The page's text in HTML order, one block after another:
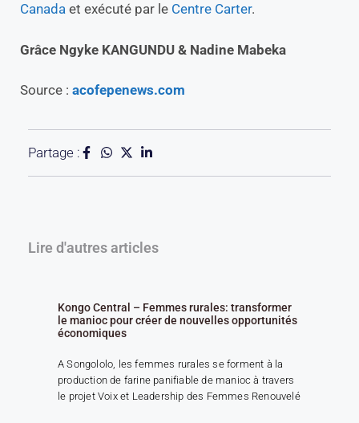
Canada et exécuté par le Centre Carter.
Grâce Ngyke KANGUNDU & Nadine Mabeka
Source : acofepenews.com
Partage :
Lire d'autres articles
Kongo Central – Femmes rurales: transformer
le manioc pour créer de nouvelles opportunités
économiques
A Songololo, les femmes rurales se forment à la
production de farine panifiable de manioc à travers
le projet Voix et Leadership des Femmes Renouvelé